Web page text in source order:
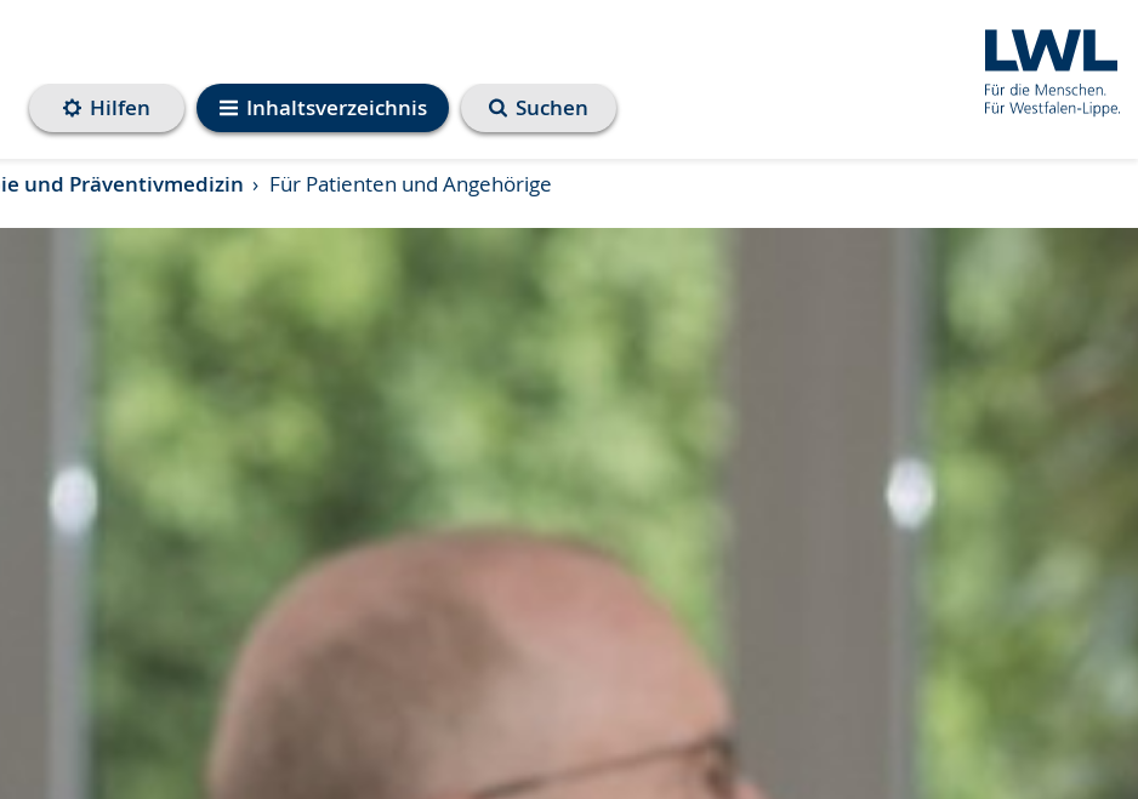
Inhaltsverzeichnis
Hilfen Suchen
und Präventivmedizin Für Patienten und Angehörige